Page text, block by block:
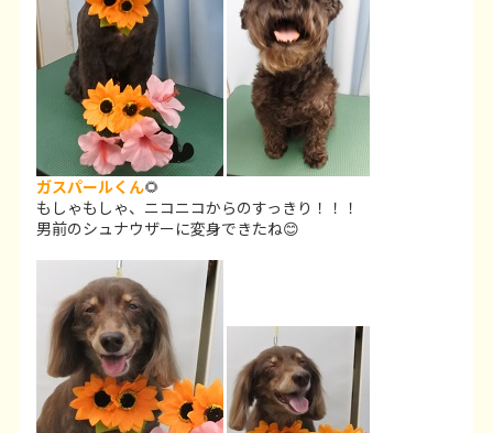
ガスパールくん🌻
もしゃもしゃ、ニコニコからのすっきり！！！
男前のシュナウザーに変身できたね😊